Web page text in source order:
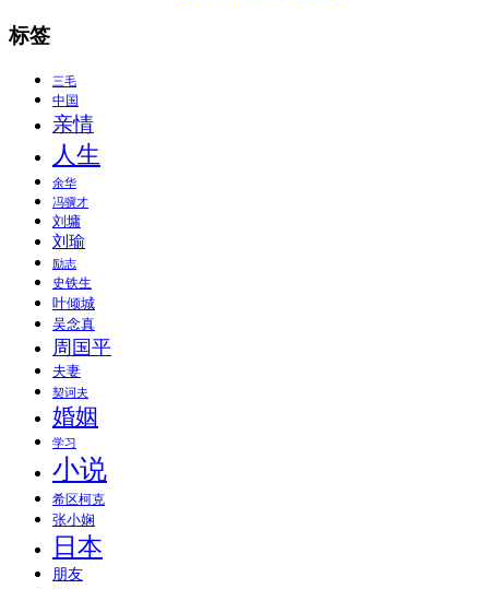
标签
三毛
中国
亲情
人生
余华
冯骥才
刘墉
刘瑜
励志
史铁生
叶倾城
吴念真
周国平
夫妻
契诃夫
婚姻
学习
小说
希区柯克
张小娴
日本
朋友